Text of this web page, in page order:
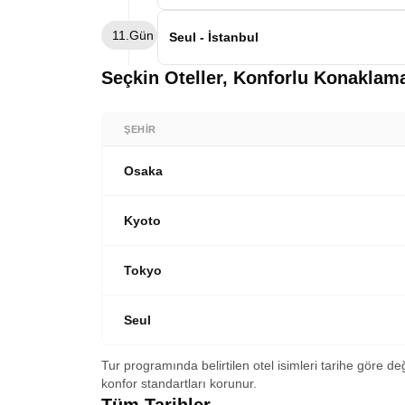
yönelik turumuza başlıyoruz. Imjingak
Anıtı ve Birleşmiş Milletler Anıtı
11.Gün Seul - İstanbul
Sabah kahvaltısının ardından otelden
seferi ile İstanbul’a hareket ediyoruz.
Seçkin Oteller, Konforlu
ŞEHIR
Osaka
Kyoto
Tokyo
Seul
Tur programında belirtilen otel isimleri tarihe göre
konfor standartları korunur.